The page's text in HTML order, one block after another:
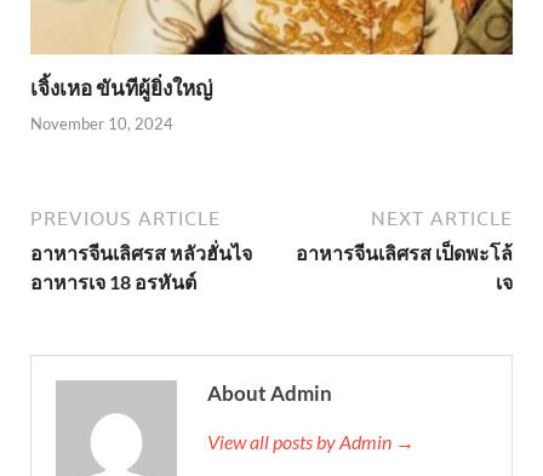
เจิ้งเหอ ขันทีผู้ยิ่งใหญ่
November 10, 2024
PREVIOUS ARTICLE
อาหารจีนเลิศรส หลัวฮั่นไจ
อาหารเจ 18 อรหันต์
NEXT ARTICLE
อาหารจีนเลิศรส เป็ดพะโล้
เจ
About Admin
View all posts by Admin →